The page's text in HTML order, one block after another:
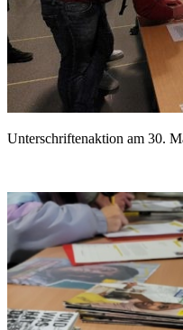
Unterschriftenaktion am 30.